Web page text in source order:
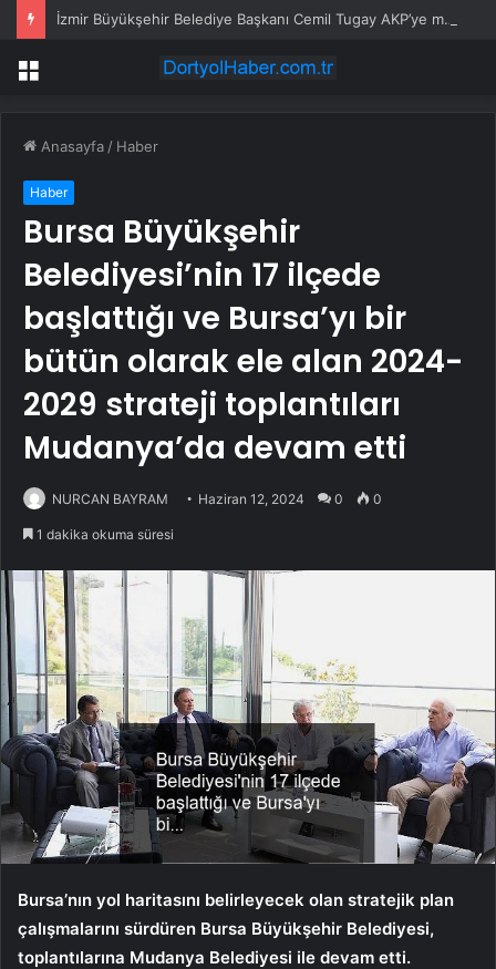
İzmir Büyükşehir Belediye Başkanı Cemil Tugay AKP’ye mi geçiyor? Açıklama geldi…
Menü
Anasayfa / Haber
Haber
Bursa Büyükşehir
Belediyesi’nin 17 ilçede
başlattığı ve Bursa’yı bir
bütün olarak ele alan 2024-
2029 strateji toplantıları
Mudanya’da devam etti
NURCAN BAYRAM Haziran 12, 2024 0 0
1 dakika okuma süresi
Bursa’nın yol haritasını belirleyecek olan stratejik plan
çalışmalarını sürdüren Bursa Büyükşehir Belediyesi,
toplantılarına Mudanya Belediyesi ile devam etti.